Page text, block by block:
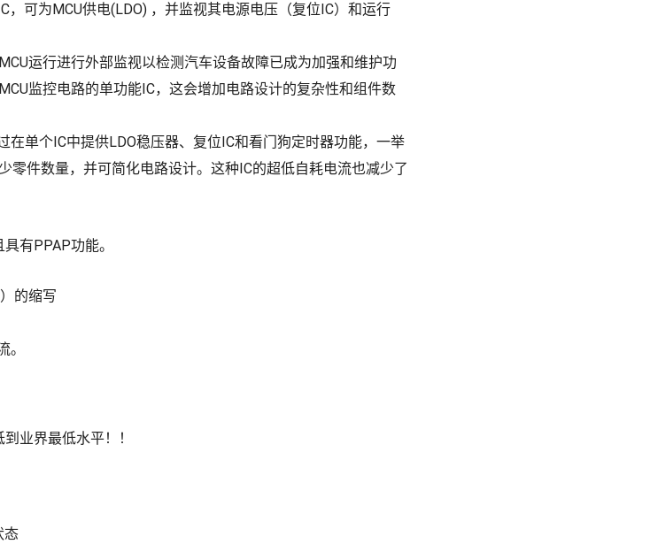
可为MCU供电(LDO) ，并监视其电源电压（复位IC）和运行
运行进行外部监视以检测汽车设备故障已成为加强和维护功
监控电路的单功能IC，这会增加电路设计的复杂性和组件数
单个IC中提供LDO稳压器、复位IC和看门狗定时器功能，一举
零件数量，并可简化电路设计。这种IC的超低自耗电流也减少了
有PPAP功能。
的缩写
业界最低水平！！
态